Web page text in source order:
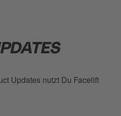
Updates nutzt Du Facelift